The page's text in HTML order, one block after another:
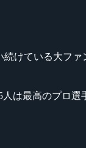
続けている大ファ
は最高のプロ